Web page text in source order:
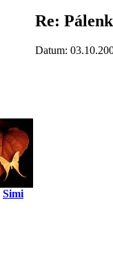
Simi
Re:
Datum: